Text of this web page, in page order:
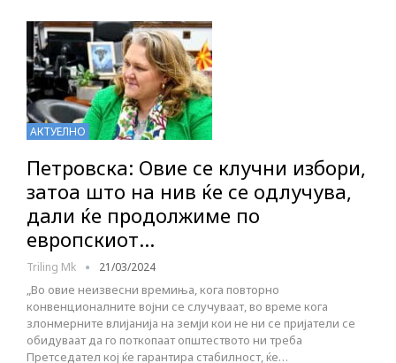
АКТУЕЛНО
Петровска: Овие се клучни избори,
затоа што на нив ќе се одлучува,
дали ќе продолжиме по
европскиот…
Triling Mk 21/03/2024
„Во овие неизвесни времиња, кога повторно
конвенционалните војни се случуваат, во време кога
злонмерните влијанија на земји кои не ни се пријатели се
обидуваат да го поткопаат општеството ни треба
Претседател кој ќе гарантира стабилност, ќе…